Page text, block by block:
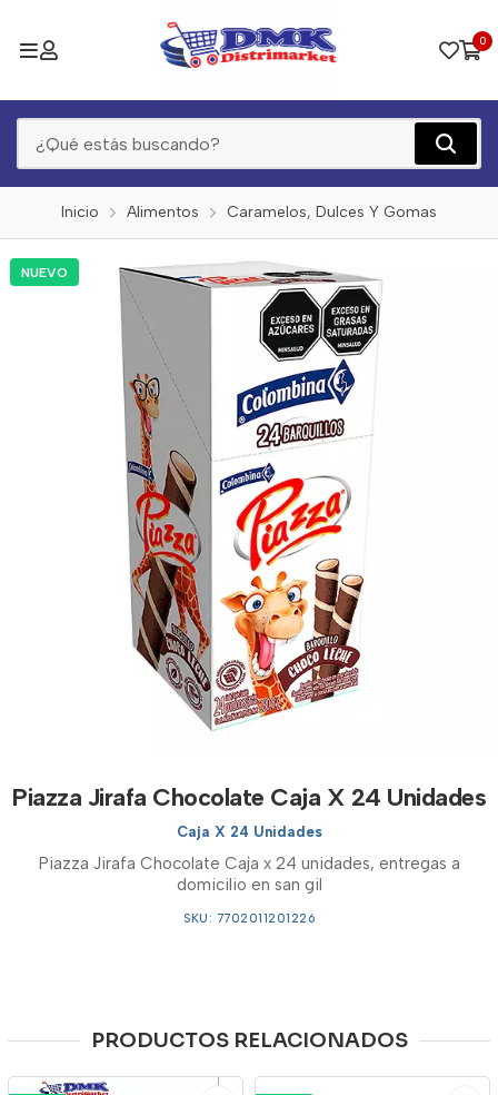
0
Inicio Alimentos Caramelos, Dulces Y Gomas
NUEVO
Piazza Jirafa Chocolate Caja X 24 Unidades
Caja X 24 Unidades
Piazza Jirafa Chocolate Caja x 24 unidades, entregas a
domicilio en san gil
SKU: 7702011201226
PRODUCTOS RELACIONADOS